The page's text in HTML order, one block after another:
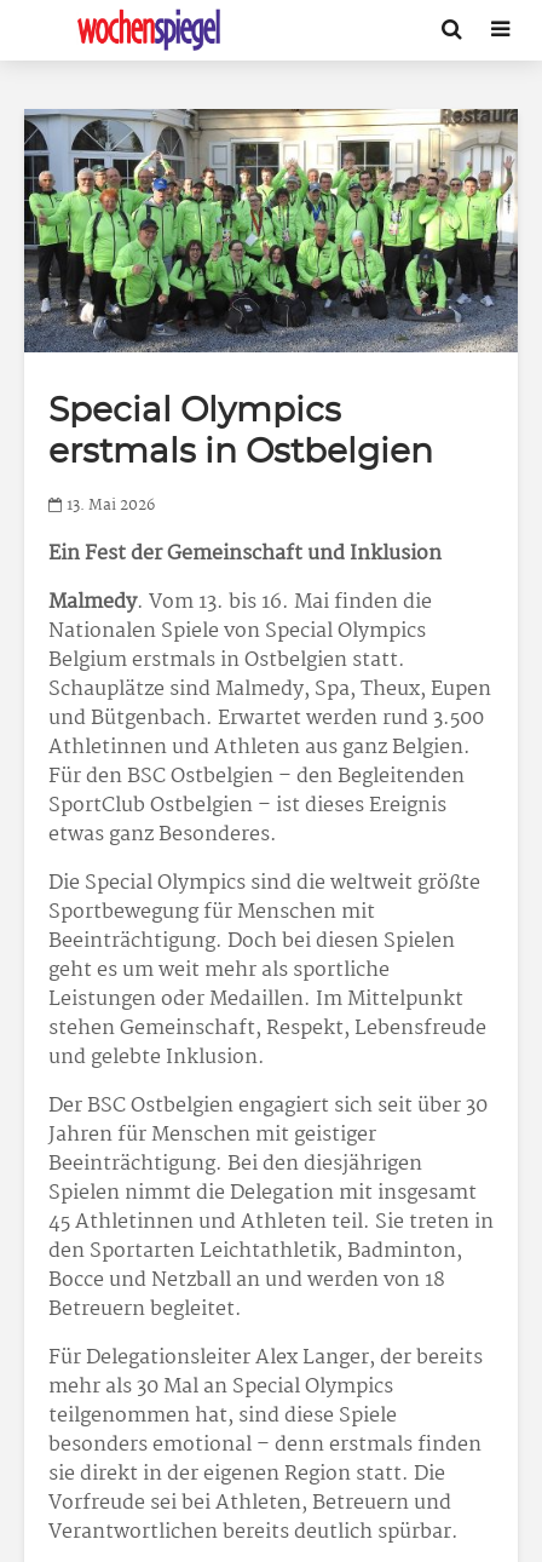
Special Olympics
erstmals in Ostbelgien
13. Mai 2026
Ein Fest der Gemeinschaft und Inklusion
Malmedy. Vom 13. bis 16. Mai finden die
Nationalen Spiele von Special Olympics
Belgium erstmals in Ostbelgien statt.
Schauplätze sind Malmedy, Spa, Theux, Eupen
und Bütgenbach. Erwartet werden rund 3.500
Athletinnen und Athleten aus ganz Belgien.
Für den BSC Ostbelgien – den Begleitenden
SportClub Ostbelgien – ist dieses Ereignis
etwas ganz Besonderes.
Die Special Olympics sind die weltweit größte
Sportbewegung für Menschen mit
Beeinträchtigung. Doch bei diesen Spielen
geht es um weit mehr als sportliche
Leistungen oder Medaillen. Im Mittelpunkt
stehen Gemeinschaft, Respekt, Lebensfreude
und gelebte Inklusion.
Der BSC Ostbelgien engagiert sich seit über 30
Jahren für Menschen mit geistiger
Beeinträchtigung. Bei den diesjährigen
Spielen nimmt die Delegation mit insgesamt
45 Athletinnen und Athleten teil. Sie treten in
den Sportarten Leichtathletik, Badminton,
Bocce und Netzball an und werden von 18
Betreuern begleitet.
Für Delegationsleiter Alex Langer, der bereits
mehr als 30 Mal an Special Olympics
teilgenommen hat, sind diese Spiele
besonders emotional – denn erstmals finden
sie direkt in der eigenen Region statt. Die
Vorfreude sei bei Athleten, Betreuern und
Verantwortlichen bereits deutlich spürbar.